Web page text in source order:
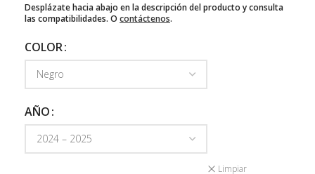
Desplázate hacia abajo en la descripción del producto y consulta
las compatibilidades. O contáctenos.
COLOR
AÑO
Limpiar